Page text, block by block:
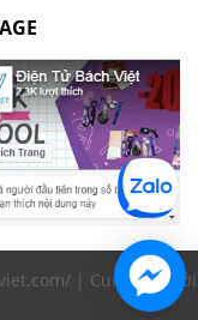
| Cung cấp bởi